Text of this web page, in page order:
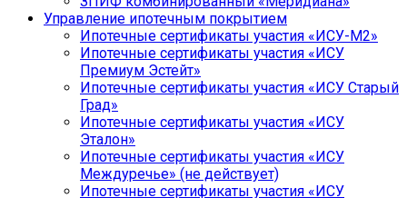
Управление ипотечным покрытием
Ипотечные сертификаты участия «ИСУ-М2»
Ипотечные сертификаты участия «ИСУ
Премиум Эстейт»
Ипотечные сертификаты участия «ИСУ Старый
Град»
Ипотечные сертификаты участия «ИСУ
Эталон»
Ипотечные сертификаты участия «ИСУ
Междуречье» (не действует)
Ипотечные сертификаты участия «ИСУ